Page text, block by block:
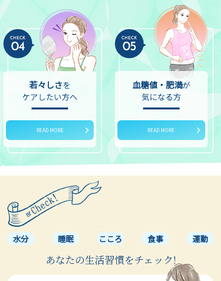
若々しさを
ケアしたい方へ
READ MORE
血糖値・肥満が
気になる方
READ MORE
水分 睡眠 こころ 食事 運動
あなたの生活習慣をチェック!